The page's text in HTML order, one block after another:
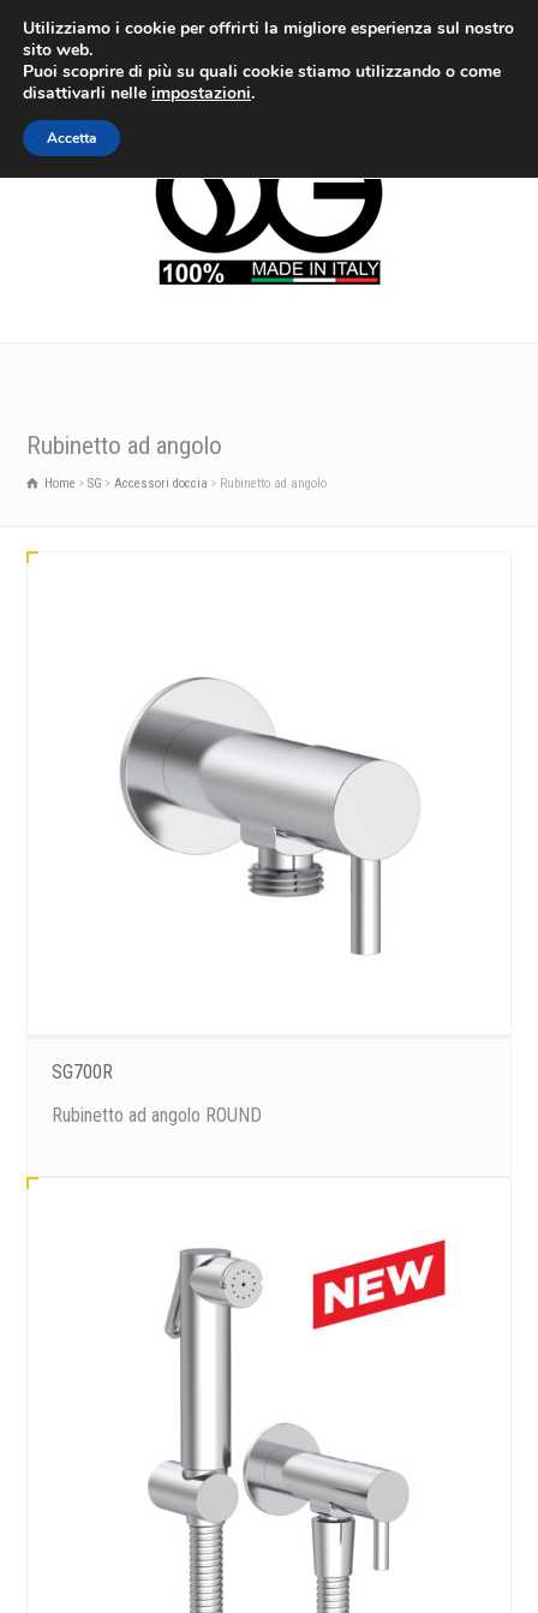
Rubinetto ad angolo
Home SG Accessori doccia Rubinetto ad angolo
SG700R
Rubinetto ad angolo ROUND
Utilizziamo i cookie per offrirti la migliore esperienza sul nostro
sito web.
Puoi scoprire di più su quali cookie stiamo utilizzando o come
disattivarli nelle impostazioni.
Accetta